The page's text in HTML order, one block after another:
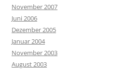
November 2007
Juni 2006
Dezember 2005
Januar 2004
November 2003
August 2003